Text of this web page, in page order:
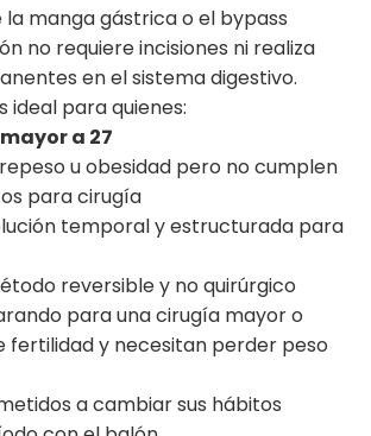
la manga gástrica o el bypass
no requiere incisiones ni realiza
en el sistema digestivo.
ideal para quienes:
a 27
u obesidad pero no cumplen
para cirugía
temporal y estructurada para
reversible y no quirúrgico
para una cirugía mayor o
y necesitan perder peso
a cambiar sus hábitos